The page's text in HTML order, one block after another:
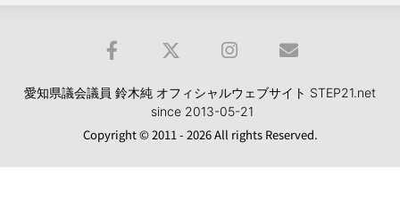
愛知県議会議員 鈴木純 オフィシャルウェブサイト STEP21.net
since 2013-05-21
Copyright © 2011 - 2026 All rights Reserved.